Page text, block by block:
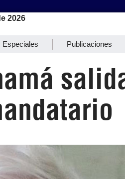
2026
Especiales Publicaciones